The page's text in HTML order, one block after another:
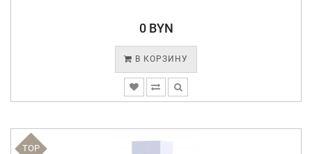
0 BYN
В КОРЗИНУ
TOP